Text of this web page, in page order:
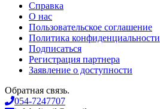
Справка
О нас
Пользовательское соглашение
Политика конфиденциальности
Подписаться
Регистрация партнера
Заявление о доступности
Обратная связь.
054-7247707